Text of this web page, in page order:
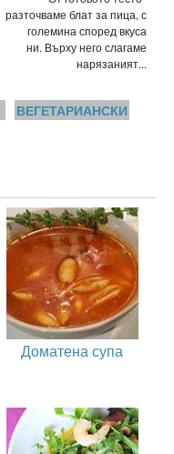
разточваме блат за пица, с
големина според вкуса
ни. Върху него слагаме
нарязаният...
ВЕГЕТАРИАНСКИ
Доматена супа